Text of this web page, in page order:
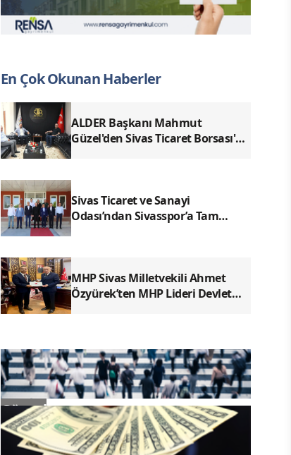
En Çok Okunan Haberler
ALDER Başkanı Mahmut
Güzel'den Sivas Ticaret Borsası'na
Sivas Ticaret ve Sanayi
Odası’ndan Sivasspor’a Tam
MHP Sivas Milletvekili Ahmet
Özyürek’ten MHP Lideri Devlet
Güncel